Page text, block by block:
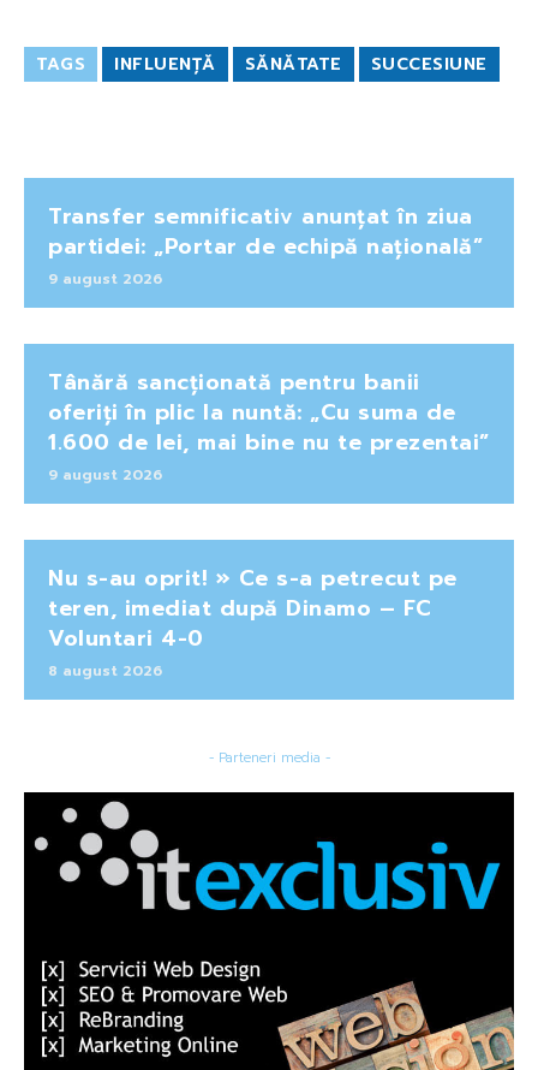
TAGS INFLUENȚĂ SĂNĂTATE SUCCESIUNE
Transfer semnificativ anunțat în ziua
partidei: „Portar de echipă națională”
9 august 2026
Tânără sancționată pentru banii
oferiți în plic la nuntă: „Cu suma de
1.600 de lei, mai bine nu te prezentai”
9 august 2026
Nu s-au oprit! » Ce s-a petrecut pe
teren, imediat după Dinamo – FC
Voluntari 4-0
8 august 2026
- Parteneri media -